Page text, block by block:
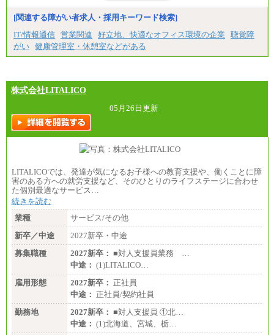
※試用期間中も給与に変更はございません。
[関連する障がい者求人・採用キーワード検索]
IT/情報通信 営業関連 好立地、快適なオフィス環境の企業
聴覚障
がい 健康管理室・休憩室などがある
株式会社LITALICO
05月26日更新
LITALICOでは、発達が気になるお子様への教育支援や、働くことに障
害のある方への就労支援など、そのひとりのライフステージに合わせ
た個別最適なサービス…
続きを読む
業種
サービス/その他
新卒／中途
2027新卒・中途
募集職種
2027新卒： ■対人支援員業務 …
中途： (1)LITALICO…
雇用形態
2027新卒： 正社員
中途： 正社員/契約社員
勤務地
2027新卒： ■対人支援員 ①北…
中途： (1)北海道、宮城、栃…